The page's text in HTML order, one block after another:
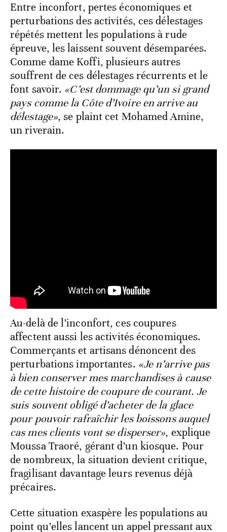
Entre inconfort, pertes économiques et
perturbations des activités, ces délestages
répétés mettent les populations à rude
épreuve, les laissent souvent désemparées.
Comme dame Koffi, plusieurs autres
souffrent de ces délestages récurrents et le
font savoir. «C’est dommage qu’un si grand
pays comme la Côte d’Ivoire en arrive au
délestage», se plaint cet Mohamed Amine,
un riverain.
Au-delà de l’inconfort, ces coupures
affectent aussi les activités économiques.
Commerçants et artisans dénoncent des
perturbations importantes. «Je n’arrive pas
à bien conserver mes marchandises à cause
de cette histoire de coupure de courant. Je
suis souvent obligé d’acheter de la glace
pour pouvoir rafraîchir les boissons auquel
cas mes clients vont se disperser», explique
Moussa Traoré, gérant d’un kiosque. Pour
de nombreux, la situation devient critique,
fragilisant davantage leurs revenus déjà
précaires.
Cette situation exaspère les populations au
point qu’elles lancent un appel pressant aux